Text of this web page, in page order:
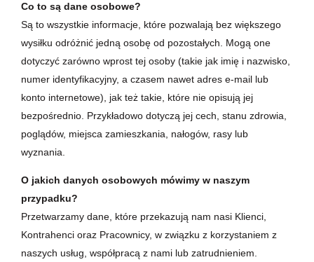
Co to są dane osobowe?
Są to wszystkie informacje, które pozwalają bez większego
wysiłku odróżnić jedną osobę od pozostałych. Mogą one
dotyczyć zarówno wprost tej osoby (takie jak imię i nazwisko,
numer identyfikacyjny, a czasem nawet adres e-mail lub
konto internetowe), jak też takie, które nie opisują jej
bezpośrednio. Przykładowo dotyczą jej cech, stanu zdrowia,
poglądów, miejsca zamieszkania, nałogów, rasy lub
wyznania.
O jakich danych osobowych mówimy w naszym
przypadku?
Przetwarzamy dane, które przekazują nam nasi Klienci,
Kontrahenci oraz Pracownicy, w związku z korzystaniem z
naszych usług, współpracą z nami lub zatrudnieniem.